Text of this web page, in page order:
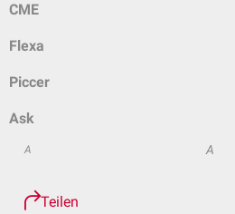
CME
Flexa
Piccer
Ask
A A
Teilen